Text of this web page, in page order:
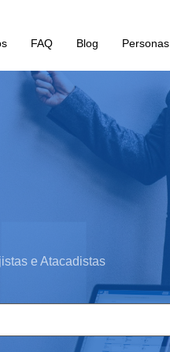
FAQ Blog Personas
e Atacadistas